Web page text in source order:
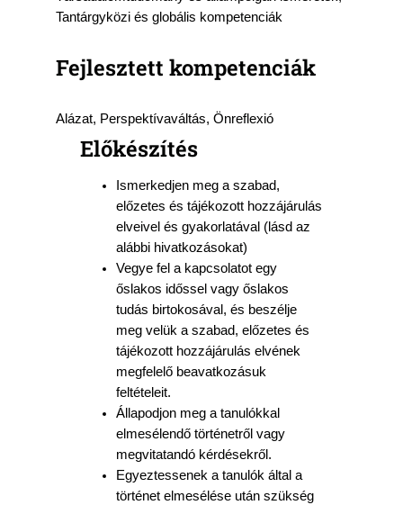
Tantárgyközi és globális kompetenciák
Fejlesztett kompetenciák
Alázat, Perspektívaváltás, Önreflexió
Előkészítés
Ismerkedjen meg a szabad,
előzetes és tájékozott hozzájárulás
elveivel és gyakorlatával (lásd az
alábbi hivatkozásokat)
Vegye fel a kapcsolatot egy
őslakos időssel vagy őslakos
tudás birtokosával, és beszélje
meg velük a szabad, előzetes és
tájékozott hozzájárulás elvének
megfelelő beavatkozásuk
feltételeit.
Állapodjon meg a tanulókkal
elmesélendő történetről vagy
megvitatandó kérdésekről.
Egyeztessenek a tanulók által a
történet elmesélése után szükség